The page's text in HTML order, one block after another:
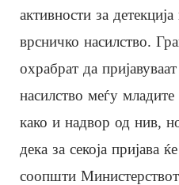
активности за
врсничко насилство.
охрабрат да
насилство меѓу
како и надвор од нив,
дека за секоја пријава
соопшти